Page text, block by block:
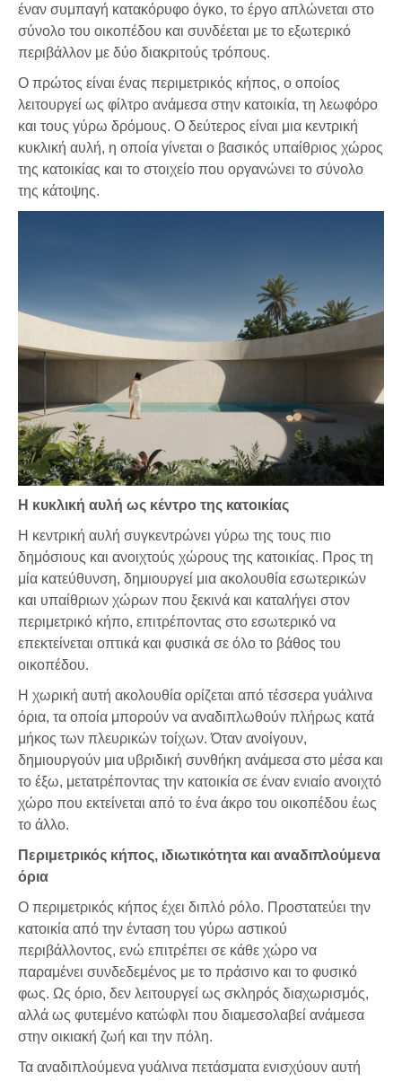
έναν συμπαγή κατακόρυφο όγκο, το έργο απλώνεται στο
σύνολο του οικοπέδου και συνδέεται με το εξωτερικό
περιβάλλον με δύο διακριτούς τρόπους.
Ο πρώτος είναι ένας περιμετρικός κήπος, ο οποίος
λειτουργεί ως φίλτρο ανάμεσα στην κατοικία, τη λεωφόρο
και τους γύρω δρόμους. Ο δεύτερος είναι μια κεντρική
κυκλική αυλή, η οποία γίνεται ο βασικός υπαίθριος χώρος
της κατοικίας και το στοιχείο που οργανώνει το σύνολο
της κάτοψης.
Η κυκλική αυλή ως κέντρο της κατοικίας
Η κεντρική αυλή συγκεντρώνει γύρω της τους πιο
δημόσιους και ανοιχτούς χώρους της κατοικίας. Προς τη
μία κατεύθυνση, δημιουργεί μια ακολουθία εσωτερικών
και υπαίθριων χώρων που ξεκινά και καταλήγει στον
περιμετρικό κήπο, επιτρέποντας στο εσωτερικό να
επεκτείνεται οπτικά και φυσικά σε όλο το βάθος του
οικοπέδου.
Η χωρική αυτή ακολουθία ορίζεται από τέσσερα γυάλινα
όρια, τα οποία μπορούν να αναδιπλωθούν πλήρως κατά
μήκος των πλευρικών τοίχων. Όταν ανοίγουν,
δημιουργούν μια υβριδική συνθήκη ανάμεσα στο μέσα και
το έξω, μετατρέποντας την κατοικία σε έναν ενιαίο ανοιχτό
χώρο που εκτείνεται από το ένα άκρο του οικοπέδου έως
το άλλο.
Περιμετρικός κήπος, ιδιωτικότητα και αναδιπλούμενα
όρια
Ο περιμετρικός κήπος έχει διπλό ρόλο. Προστατεύει την
κατοικία από την ένταση του γύρω αστικού
περιβάλλοντος, ενώ επιτρέπει σε κάθε χώρο να
παραμένει συνδεδεμένος με το πράσινο και το φυσικό
φως. Ως όριο, δεν λειτουργεί ως σκληρός διαχωρισμός,
αλλά ως φυτεμένο κατώφλι που διαμεσολαβεί ανάμεσα
στην οικιακή ζωή και την πόλη.
Τα αναδιπλούμενα γυάλινα πετάσματα ενισχύουν αυτή